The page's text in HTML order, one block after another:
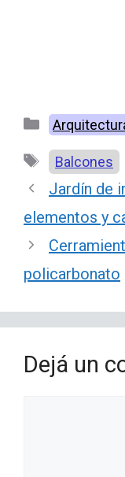
Categorías
Etiquetas
Balcones
Jardín de
elementos y
policarbonato
Dejá un